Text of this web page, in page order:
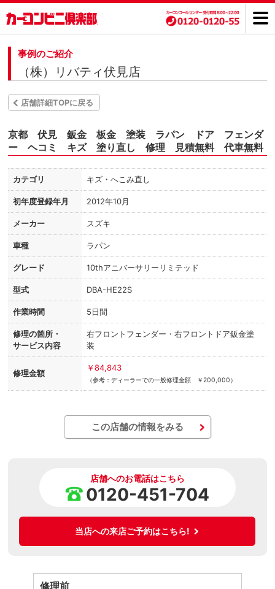
事例のご紹介
（株）リバティ伏見店
店舗詳細TOPに戻る
京都 伏見 鈑金 板金 塗装 ラパン ドア フェンダ
ー ヘコミ キズ 塗り直し 修理 見積無料 代車無料
カテゴリ キズ・へこみ直し
初年度登録年月 2012年10月
メーカー スズキ
車種 ラパン
グレード 10thアニバーサリーリミテッド
型式 DBA-HE22S
作業時間 5日間
修理の箇所・
サービス内容
右フロントフェンダー・右フロントドア鈑金塗
装
修理金額
￥84,843
（参考：ディーラーでの一般修理金額 ￥200,000）
この店舗の情報をみる
店舗へのお電話はこちら
0120-451-704
当店への来店ご予約はこちら!
修理前